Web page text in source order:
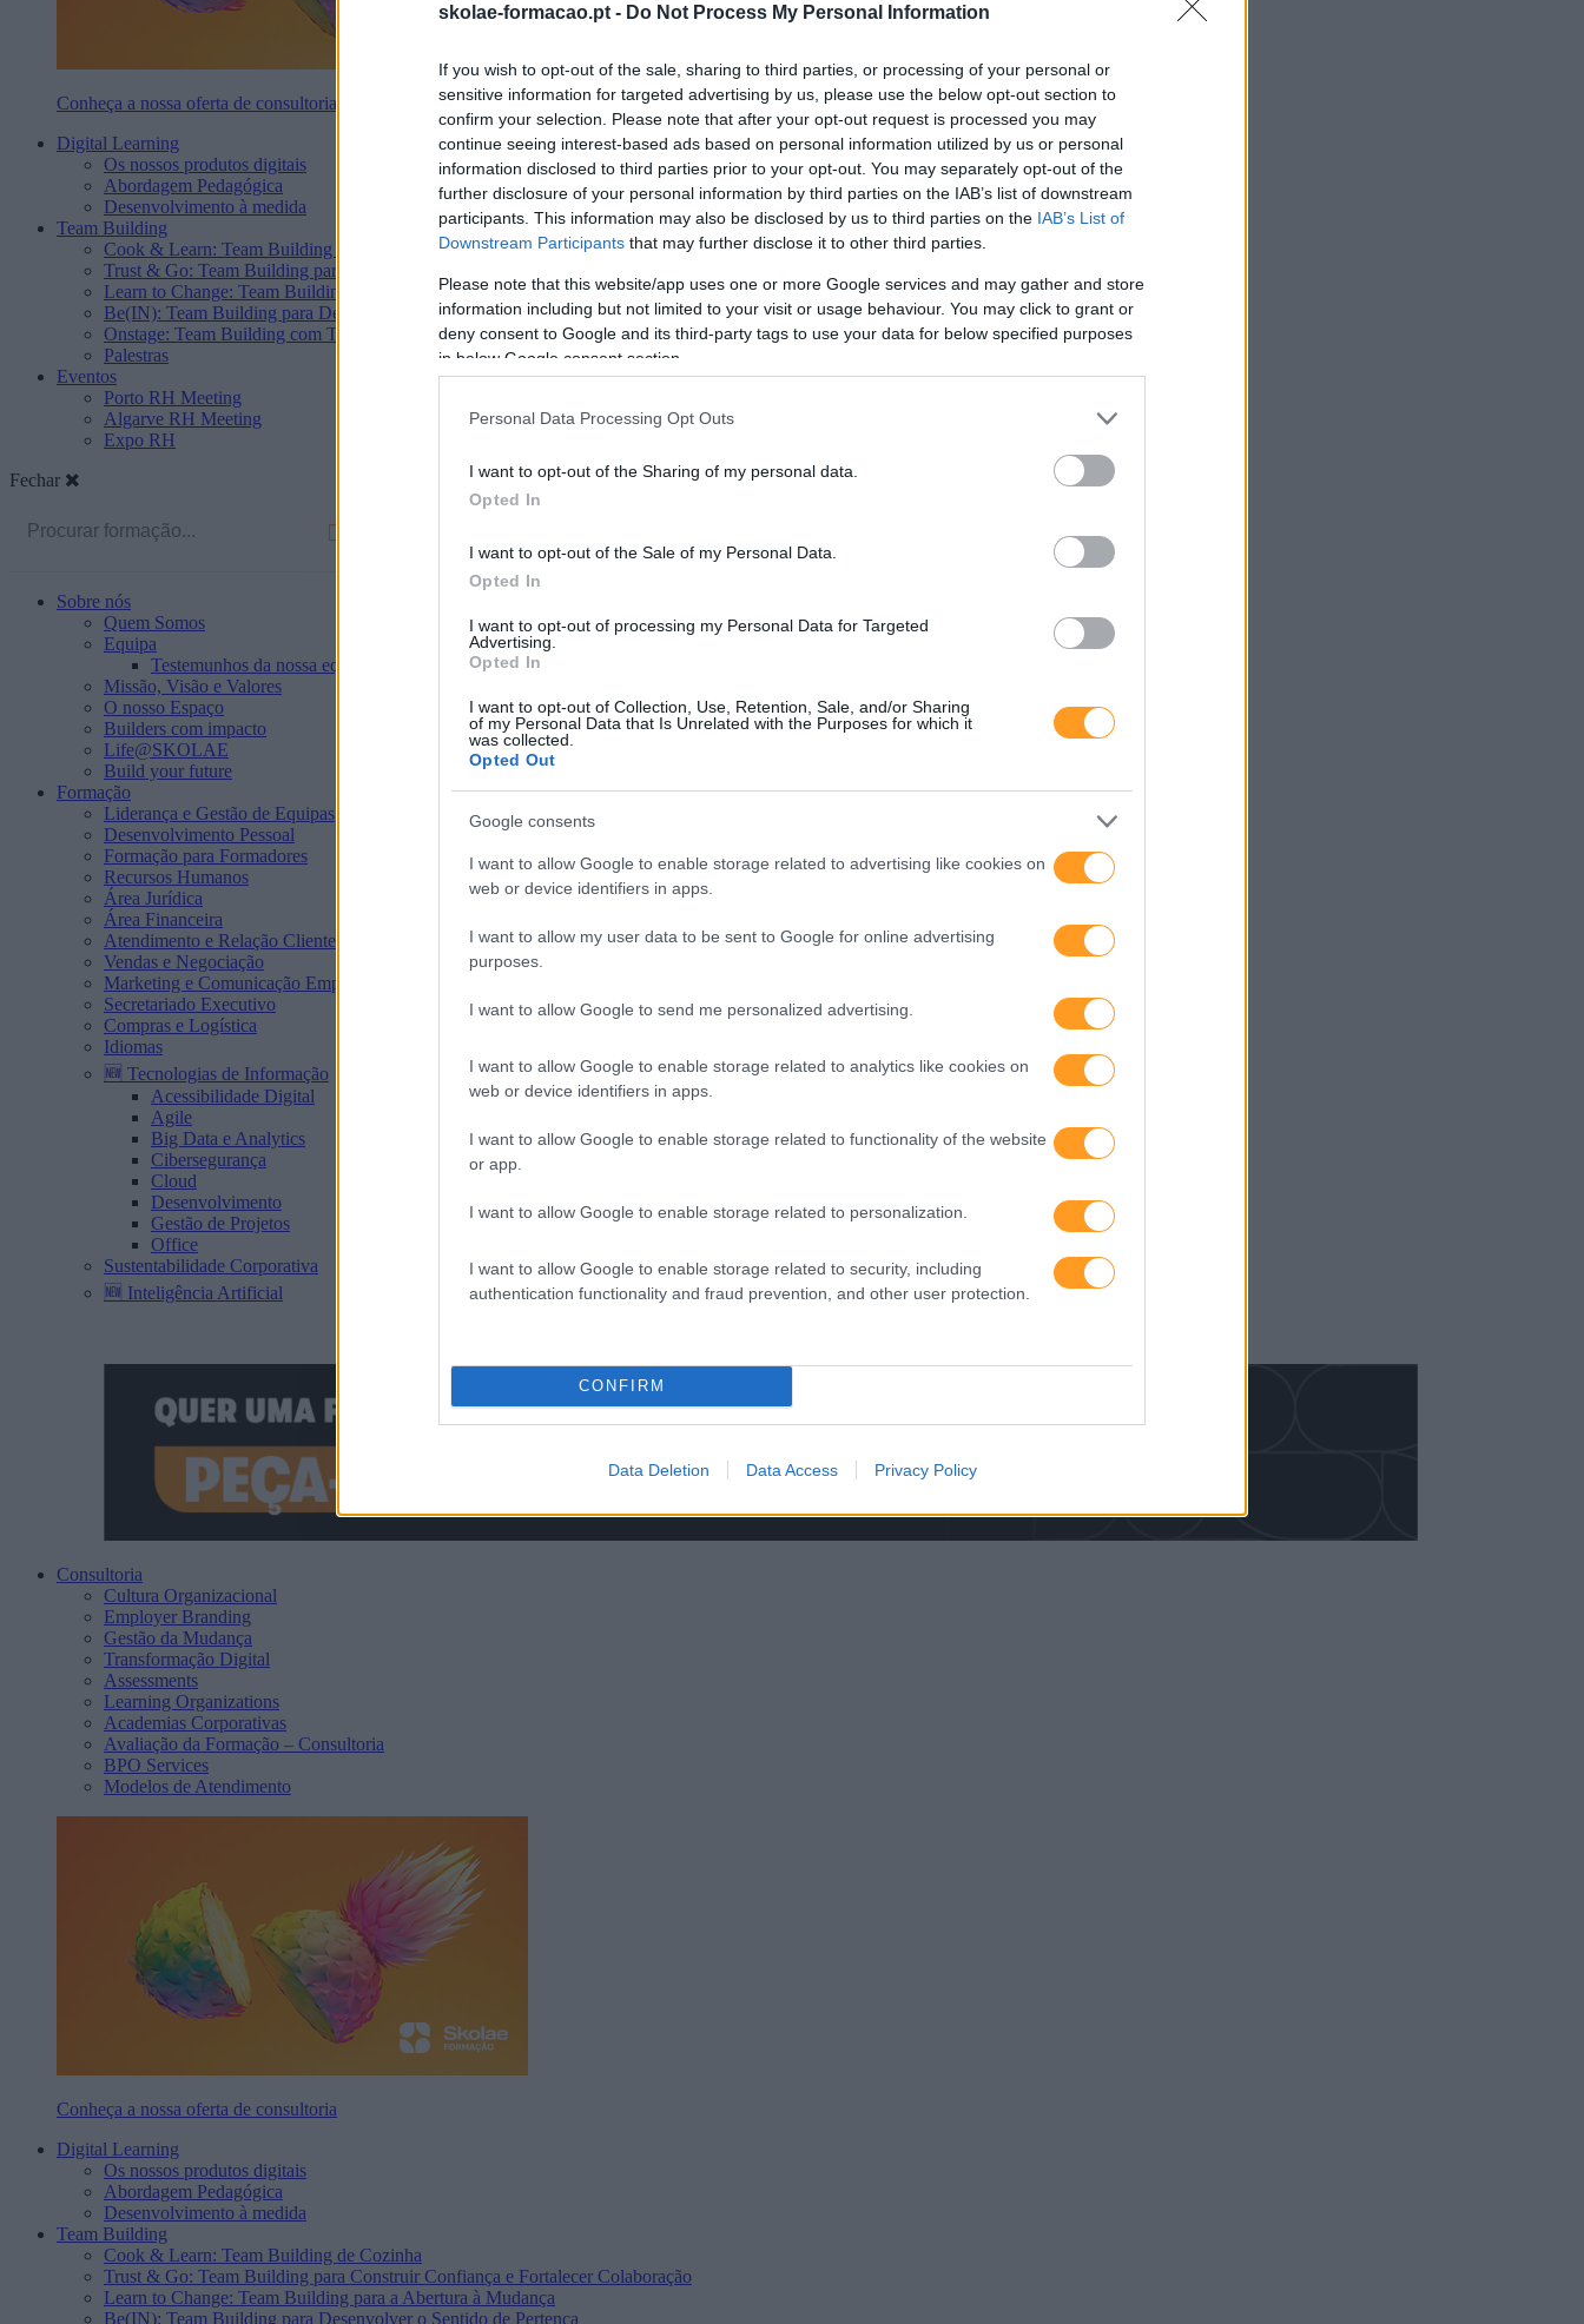
skolae-formacao.pt - Do Not Process My Personal Information
If you wish to opt-out of the sale, sharing to third parties, or processing of your personal or
sensitive information for targeted advertising by us, please use the below opt-out section to
confirm your selection. Please note that after your opt-out request is processed you may
continue seeing interest-based ads based on personal information utilized by us or personal
information disclosed to third parties prior to your opt-out. You may separately opt-out of the
further disclosure of your personal information by third parties on the IAB’s list of downstream
participants. This information may also be disclosed by us to third parties on the IAB’s List of
Downstream Participants that may further disclose it to other third parties.
Please note that this website/app uses one or more Google services and may gather and store
information including but not limited to your visit or usage behaviour. You may click to grant or
deny consent to Google and its third-party tags to use your data for below specified purposes
in below Google consent section.
Personal Data Processing Opt Outs
I want to opt-out of the Sharing of my personal data.
Opted In
I want to opt-out of the Sale of my Personal Data.
Opted In
I want to opt-out of processing my Personal Data for Targeted
Advertising.
Opted In
I want to opt-out of Collection, Use, Retention, Sale, and/or Sharing
of my Personal Data that Is Unrelated with the Purposes for which it
was collected.
Opted Out
Google consents
I want to allow Google to enable storage related to advertising like cookies on
web or device identifiers in apps.
I want to allow my user data to be sent to Google for online advertising
purposes.
I want to allow Google to send me personalized advertising.
I want to allow Google to enable storage related to analytics like cookies on
web or device identifiers in apps.
I want to allow Google to enable storage related to functionality of the website
or app.
I want to allow Google to enable storage related to personalization.
I want to allow Google to enable storage related to security, including
authentication functionality and fraud prevention, and other user protection.
CONFIRM
Data Deletion Data Access Privacy Policy
Conheça a nossa oferta de consultoria
Digital Learning
Os nossos produtos digitais
Abordagem Pedagógica
Desenvolvimento à medida
Team Building
Cook & Learn: Team Building de Cozinha
Trust & Go: Team Building para Construir Confiança e Fortalecer Colaboração
Learn to Change: Team Building para a Abertura à Mudança
Be(IN): Team Building para Desenvolver o Sentido de Pertença
Onstage: Team Building com Teatro
Palestras
Eventos
Porto RH Meeting
Algarve RH Meeting
Expo RH
Fechar
Sobre nós
Quem Somos
Equipa
Testemunhos da nossa equipa
Missão, Visão e Valores
O nosso Espaço
Builders com impacto
Life@SKOLAE
Build your future
Formação
Liderança e Gestão de Equipas
Desenvolvimento Pessoal
Formação para Formadores
Recursos Humanos
Área Jurídica
Área Financeira
Atendimento e Relação Cliente
Vendas e Negociação
Marketing e Comunicação Empresarial
Secretariado Executivo
Compras e Logística
Idiomas
🆕 Tecnologias de Informação
Acessibilidade Digital
Agile
Big Data e Analytics
Cibersegurança
Cloud
Desenvolvimento
Gestão de Projetos
Office
Sustentabilidade Corporativa
🆕 Inteligência Artificial
Consultoria
Cultura Organizacional
Employer Branding
Gestão da Mudança
Transformação Digital
Assessments
Learning Organizations
Academias Corporativas
Avaliação da Formação – Consultoria
BPO Services
Modelos de Atendimento
Conheça a nossa oferta de consultoria
Digital Learning
Os nossos produtos digitais
Abordagem Pedagógica
Desenvolvimento à medida
Team Building
Cook & Learn: Team Building de Cozinha
Trust & Go: Team Building para Construir Confiança e Fortalecer Colaboração
Learn to Change: Team Building para a Abertura à Mudança
Be(IN): Team Building para Desenvolver o Sentido de Pertença